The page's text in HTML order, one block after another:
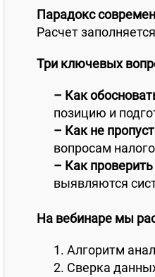
Парадокс
Расчет
Три ключевых
– Как
позицию и
– Как не
вопросам
– Как
выявляются
На вебинаре мы
1. Алгоритм
2. Сверка